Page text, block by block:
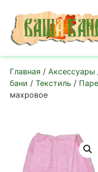
Главная / Аксессуары
бани / Текстиль /
махровое